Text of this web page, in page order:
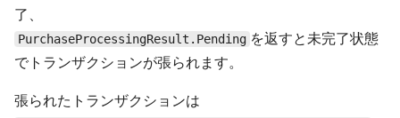
了、
PurchaseProcessingResult.Pending を返すと未完了状態
でトランザクションが張られます。
張られたトランザクションは